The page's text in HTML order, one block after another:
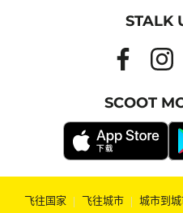
STALK
SCOOT
飞往国家 | 飞往城市 | 城市到